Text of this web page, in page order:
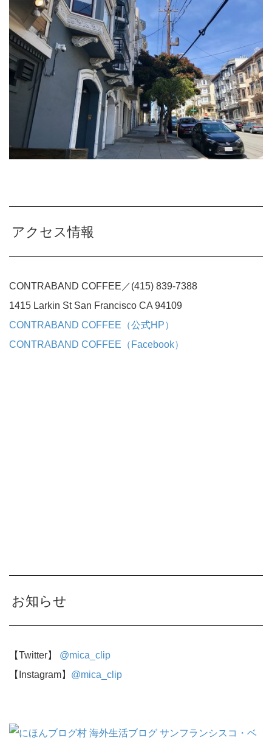
アクセス情報
CONTRABAND COFFEE／(415) 839-7388
1415 Larkin St San Francisco CA 94109
CONTRABAND COFFEE（公式HP）
CONTRABAND COFFEE（Facebook）
お知らせ
【Twitter】 @mica_clip
【Instagram】 @mica_clip